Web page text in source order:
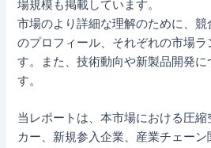
場規模も掲載しています。
市場のより詳細な理解のために、
のプロフィール、それぞれの市場ラ
す。また、技術動向や新製品開発に
す。
当レポートは、本市場における圧
カー、新規参入企業、産業チェー